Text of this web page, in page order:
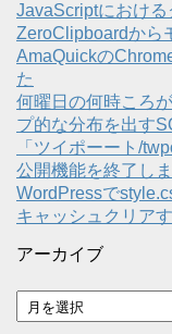
JavaScriptにおける
ZeroClipboardから
AmaQuickの
た
何曜日の何時ころ
プ的な分布を出す
「ツイポーート/
公開機能を終了し
WordPressで
キャッシュクリア
アーカイブ
ア
ー